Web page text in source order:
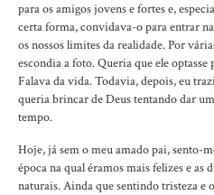
para os amigos jovens e fortes e,
certa forma, convidava-o para entrar
os nossos limites da realidade. Por
escondia a foto. Queria que ele
Falava da vida. Todavia, depois, eu
queria brincar de Deus tentando dar
tempo.
Hoje, já sem o meu amado pai, sento-
época na qual éramos mais felizes e as
naturais. Ainda que sentindo tristeza e